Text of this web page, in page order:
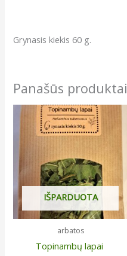
Grynasis kiekis 60 g.
Panašūs produktai
IŠPARDUOTA
arbatos
Topinambų lapai